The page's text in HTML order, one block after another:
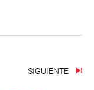
SIGUIENTE